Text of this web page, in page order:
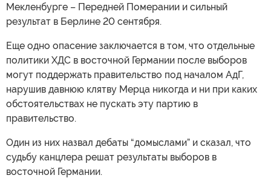
Мекленбурге – Передней Померании и сильный
результат в Берлине 20 сентября.
Еще одно опасение заключается в том, что отдельные
политики ХДС в восточной Германии после выборов
могут поддержать правительство под началом АдГ,
нарушив давнюю клятву Мерца никогда и ни при каких
обстоятельствах не пускать эту партию в
правительство.
Один из них назвал дебаты “домыслами” и сказал, что
судьбу канцлера решат результаты выборов в
восточной Германии.